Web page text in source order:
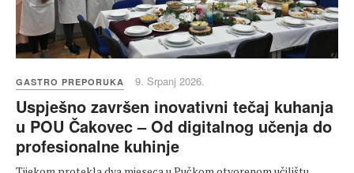
GASTRO PREPORUKA 9. Srpanj 2026.
Uspješno završen inovativni tečaj kuhanja
u POU Čakovec – Od digitalnog učenja do
profesionalne kuhinje